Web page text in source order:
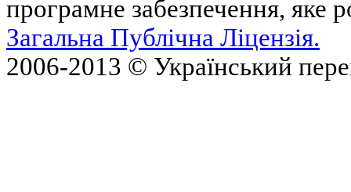
програмне забезпечення, яке
Загальна Публічна Ліцензія.
2006-2013 © Український